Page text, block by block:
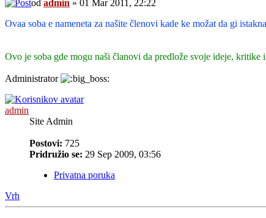
od admin » 01 Mar 2011, 22:22
Ovaa soba e nameneta za našite členovi kade ke možat da gi
Ovo je soba gde mogu naši članovi da predlože svoje ideje, kritike
Administrator
admin
Site Admin
Postovi: 725
Pridružio se: 29 Sep 2009, 03:56
Privatna poruka
Vrh